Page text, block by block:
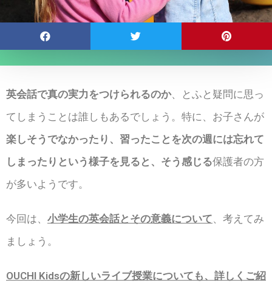
英会話で真の実力をつけられるのか、とふと疑問に思っ
てしまうことは誰しもあるでしょう。特に、お子さんが
楽しそうでなかったり、習ったことを次の週には忘れて
しまったりという様子を見ると、そう感じる保護者の方
が多いようです。
今回は、 小学生の英会話とその意義について、考えてみ
ましょう。
OUCHI Kidsの新しいライブ授業についても、詳しくご紹